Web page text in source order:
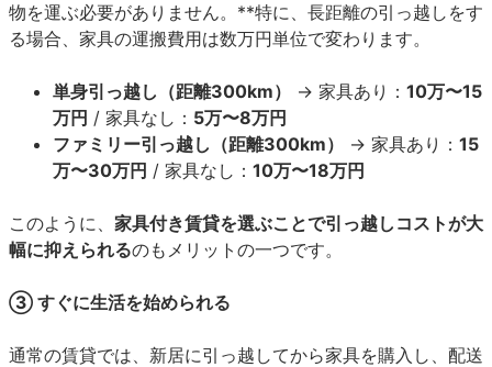
物を運ぶ必要がありません。**特に、長距離の引っ越しをす
る場合、家具の運搬費用は数万円単位で変わります。
単身引っ越し（距離300km） → 家具あり： 10万〜15
万円 / 家具なし： 5万〜8万円
ファミリー引っ越し（距離300km）
→ 家具あり： 15
万〜30万円 / 家具なし： 10万〜18万円
このように、 家具付き賃貸を選ぶことで引っ越しコストが大
幅に抑えられるのもメリットの一つです。
③ すぐに生活を始められる
通常の賃貸では、新居に引っ越してから家具を購入し、配送